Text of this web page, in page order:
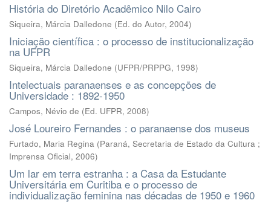
História do Diretório Acadêmico Nilo Cairo
Siqueira, Márcia Dalledone (Ed. do Autor, 2004)
Iniciação científica : o processo de institucionalização
na UFPR
Siqueira, Márcia Dalledone (UFPR/PRPPG, 1998)
Intelectuais paranaenses e as concepções de
Universidade : 1892-1950
Campos, Névio de (Ed. UFPR, 2008)
José Loureiro Fernandes : o paranaense dos museus
Furtado, Maria Regina (Paraná, Secretaria de Estado da Cultura ;
Imprensa Oficial, 2006)
Um lar em terra estranha : a Casa da Estudante
Universitária em Curitiba e o processo de
individualização feminina nas décadas de 1950 e 1960